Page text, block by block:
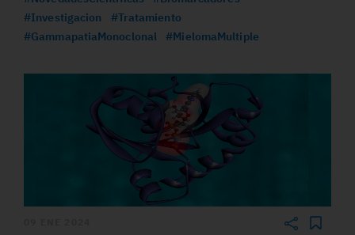
#Investigacion
#Tratamiento
#GammapatiaMonoclonal
#MielomaMultiple